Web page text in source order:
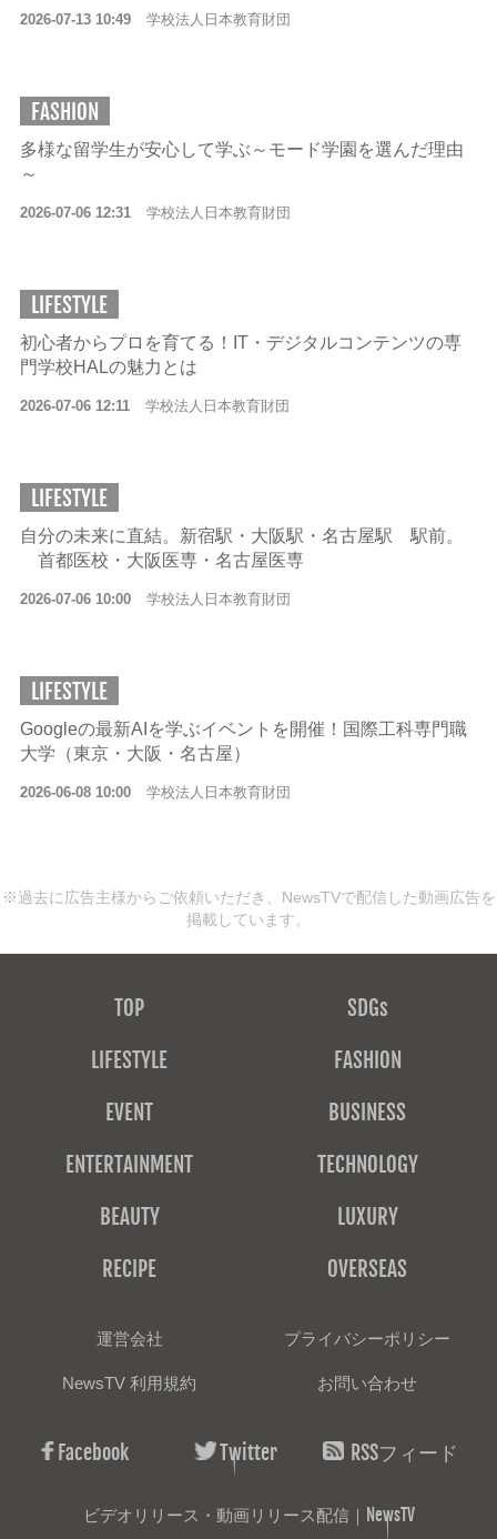
2026-07-13 10:49 学校法人日本教育財団
FASHION
多様な留学生が安心して学ぶ～モード学園を選んだ理由
～
2026-07-06 12:31 学校法人日本教育財団
LIFESTYLE
初心者からプロを育てる！IT・デジタルコンテンツの専
門学校HALの魅力とは
2026-07-06 12:11 学校法人日本教育財団
LIFESTYLE
自分の未来に直結。新宿駅・大阪駅・名古屋駅 駅前。
首都医校・大阪医専・名古屋医専
2026-07-06 10:00 学校法人日本教育財団
LIFESTYLE
Googleの最新AIを学ぶイベントを開催！国際工科専門職
大学（東京・大阪・名古屋）
2026-06-08 10:00 学校法人日本教育財団
※過去に広告主様からご依頼いただき、NewsTVで配信した動画広告を
掲載しています。
TOP
SDGs
LIFESTYLE
FASHION
EVENT
BUSINESS
ENTERTAINMENT
TECHNOLOGY
BEAUTY
LUXURY
RECIPE
OVERSEAS
運営会社 プライバシーポリシー
NewsTV 利用規約 お問い合わせ
Facebook Twitter RSSフィード
ビデオリリース・動画リリース配信｜NewsTV